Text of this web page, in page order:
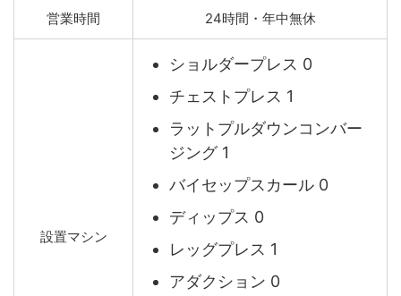
営業時間 24時間・年中無休
設置マシン
ショルダープレス 0
チェストプレス 1
ラットプルダウンコンバー
ジング 1
バイセップスカール 0
ディップス 0
レッグプレス 1
アダクション 0